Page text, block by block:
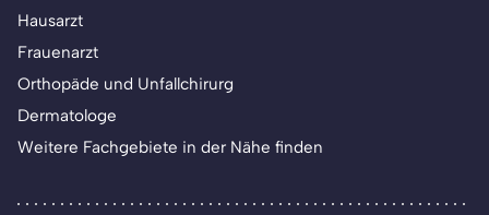
Hausarzt
Frauenarzt
Orthopäde und Unfallchirurg
Dermatologe
Weitere Fachgebiete in der Nähe finden